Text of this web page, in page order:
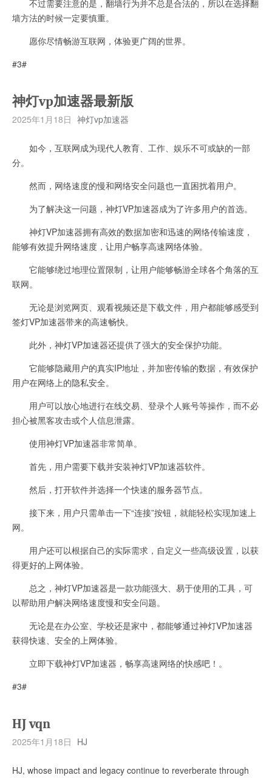
不过需要注意的是，翻墙行为并不总是合法的，所以在选择翻
墙方法的时候一定要慎重。
愿你尽情畅游互联网，体验更广阔的世界。
#3#
神灯vp加速器最新版
2025年1月18日 神灯vp加速器
如今，互联网成为现代人教育、工作、娱乐不可或缺的一部
分。
然而，网络速度的慢和网络安全问题也一直困扰着用户。
为了解决这一问题，神灯VP加速器成为了许多用户的首选。
神灯VP加速器拥有高效的数据加密和迅速的网络传输速度，
能够有效提升网络速度，让用户畅享高速网络体验。
它能够绕过地理位置限制，让用户能够畅游全球各个角落的互
联网。
无论是浏览网页、观看视频还是下载文件，用户都能够感受到
签灯VP加速器带来的高速畅快。
此外，神灯VP加速器还提供了强大的安全保护功能。
它能够隐藏用户的真实IP地址，并加密传输的数据，有效保护
用户在网络上的隐私安全。
用户可以放心地进行在线交易、登录个人账号等操作，而不必
担心被黑客攻击或个人信息泄露。
使用神灯VP加速器非常简单。
首先，用户需要下载并安装神灯VP加速器软件。
然后，打开软件并选择一个快速的服务器节点。
接下来，用户只需单击一下“连接”按钮，就能轻松实现加速上
网。
用户还可以根据自己的实际需求，自定义一些高级设置，以获
得更好的上网体验。
总之，神灯VP加速器是一款功能强大、易于使用的工具，可
以帮助用户解决网络速度慢和安全问题。
无论是在办公室、学校还是家中，都能够通过神灯VP加速器
获得快速、安全的上网体验。
立即下载神灯VP加速器，畅享高速网络的快感吧！。
#3#
HJ vqn
2025年1月18日 HJ
HJ, whose impact and legacy continue to reverberate through